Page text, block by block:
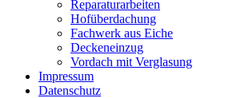
Reparaturarbeiten
Hofüberdachung
Fachwerk aus Eiche
Deckeneinzug
Vordach mit Verglasung
Impressum
Datenschutz